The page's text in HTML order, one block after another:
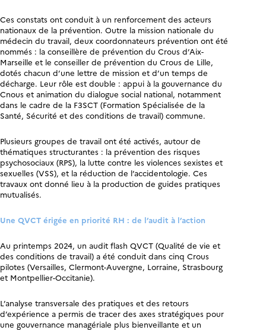
Ces constats ont conduit à un renforcement des acteurs
nationaux de la prévention. Outre la mission nationale du
médecin du travail, deux coordonnateurs prévention ont été
nommés : la conseillère de prévention du Crous d’Aix-
Marseille et le conseiller de prévention du Crous de Lille,
dotés chacun d’une lettre de mission et d’un temps de
décharge. Leur rôle est double : appui à la gouvernance du
Cnous et animation du dialogue social national, notamment
dans le cadre de la F3SCT (Formation Spécialisée de la
Santé, Sécurité et des conditions de travail) commune.
Plusieurs groupes de travail ont été activés, autour de
thématiques structurantes : la prévention des risques
psychosociaux (RPS), la lutte contre les violences sexistes et
sexuelles (VSS), et la réduction de l’accidentologie. Ces
travaux ont donné lieu à la production de guides pratiques
mutualisés.
Une QVCT érigée en priorité RH : de l’audit à l’action
Au printemps 2024, un audit flash QVCT (Qualité de vie et
des conditions de travail) a été conduit dans cinq Crous
pilotes (Versailles, Clermont-Auvergne, Lorraine, Strasbourg
et Montpellier-Occitanie).
L’analyse transversale des pratiques et des retours
d’expérience a permis de tracer des axes stratégiques pour
une gouvernance managériale plus bienveillante et un